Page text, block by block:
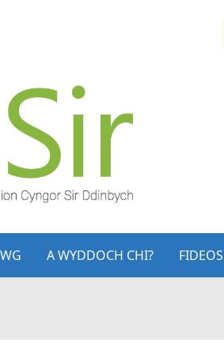
A WYDDOCH CHI? FIDEOS